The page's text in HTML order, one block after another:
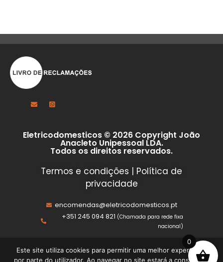
Eletricodomesticos © 2026 Copyright João
Anacleto Unipessoal LDA.
Todos os direitos reservados.
Termos e condições | Política de
privacidade
encomendas@eletricodomesticos.pt
+351 245 094 821 (Chamada para rede fixa
nacional)
0
Este site utiliza cookies para permitir uma melhor experiência
por parte do utilizador. Ao navegar no site estará a consentir a